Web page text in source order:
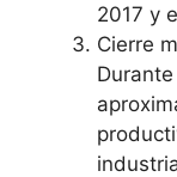
2017 y
Cierre